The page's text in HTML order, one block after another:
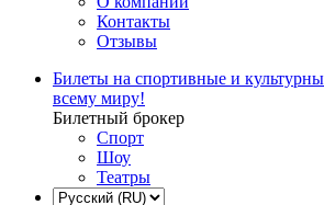
Контакты
Отзывы
Билеты на спортивные и
всему миру!
Билетный брокер
Спорт
Шоу
Театры